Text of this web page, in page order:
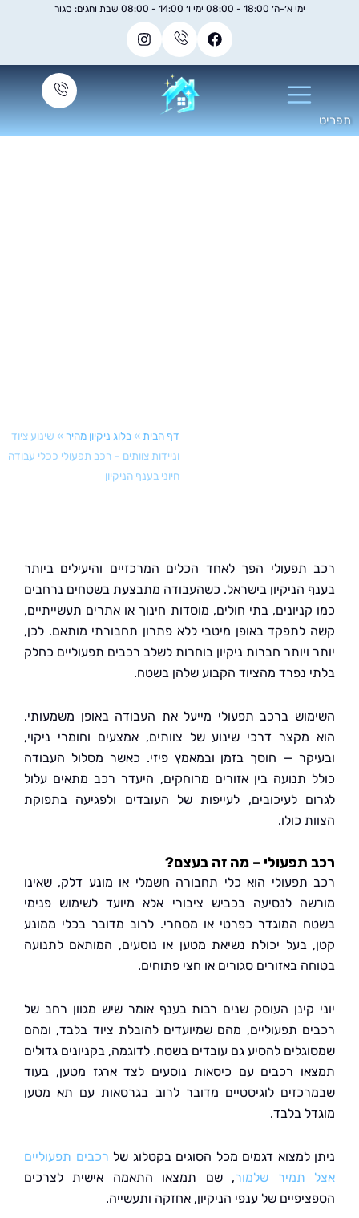
»בלוג ניקיון מהיר »שינוע ציוד
וניידות צוותים – רכב תפעולי ככלי עבודה
חיוני בענף הניקיון
הפך לאחד הכלים המרכזיים והיעילים ביותר
הניקיון בישראל. כשהעבודה מתבצעת בשטחים נרחבים
בתי חולים, מוסדות חינוך או אתרים תעשייתיים,
באופן מיטבי ללא פתרון תחבורתי מותאם. לכן,
ויותר חברות ניקיון בוחרות לשלב רכבים תפעוליים כחלק
נפרד מהציוד הקבוע שלהן בשטח.
ברכב תפעולי מייעל את העבודה באופן משמעותי.
דרכי שינוע של צוותים, אמצעים וחומרי ניקוי,
— חוסך בזמן ובמאמץ פיזי. כאשר מסלול העבודה
תנועה בין אזורים מרוחקים, היעדר רכב מתאים עלול
לעיכובים, לעייפות של העובדים ולפגיעה בתפוקת
כולו.
תפעולי – מה זה בעצם?
הוא כלי תחבורה חשמלי או מונע דלק, שאינו
לנסיעה בכביש ציבורי אלא מיועד לשימוש פנימי
המוגדר כפרטי או מסחרי. לרוב מדובר בכלי ממונע
בעל יכולת נשיאת מטען או נוסעים, המותאם לתנועה
באזורים סגורים או חצי פתוחים.
קינן העוסק שנים רבות בענף אומר שיש מגוון רחב של
תפעוליים, מהם שמיועדים להובלת ציוד בלבד, ומהם
להסיע גם עובדים בשטח. לדוגמה, בקניונים גדולים
רכבים עם כיסאות נוסעים לצד ארגז מטען, בעוד
לוגיסטיים מדובר לרוב בגרסאות עם תא מטען
בלבד.
למצוא דגמים מכל הסוגים בקטלוג שלרכבים תפעוליים
תמיר שלמור, שם תמצאו התאמה אישית לצרכים
של ענפי הניקיון, אחזקה ותעשייה.